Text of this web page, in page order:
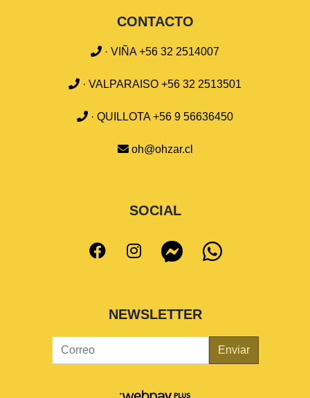
CONTACTO
· VIÑA +56 32 2514007
· VALPARAISO +56 32 2513501
· QUILLOTA +56 9 56636450
oh@ohzar.cl
SOCIAL
NEWSLETTER
Enviar